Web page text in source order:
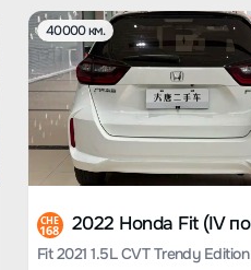
40000 км.
CHE
168
Fit 2021 1.5L CVT Trendy Edition